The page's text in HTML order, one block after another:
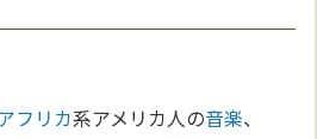
フリカ系アメリカ人の音楽、